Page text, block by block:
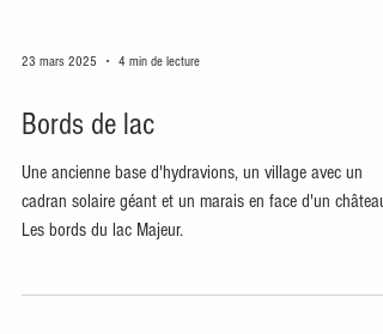
Bords de lac